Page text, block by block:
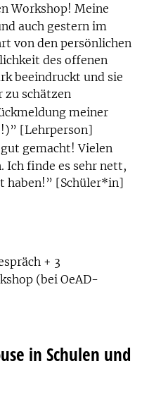
Workshop! Meine
auch gestern im
von den persönlichen
des offenen
beeindruckt und sie
zu schätzen
meiner
[Lehrperson]
gemacht! Vielen
Ich finde es sehr nett,
haben!” [Schüler*in]
+ 3
(bei OeAD-
in Schulen und